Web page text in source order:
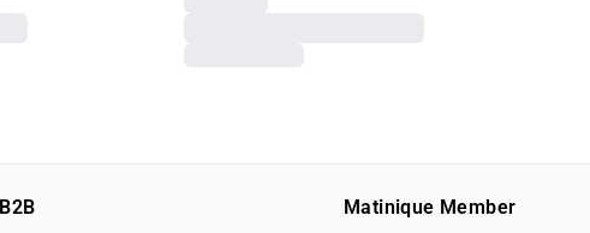
B2B
Matinique Member